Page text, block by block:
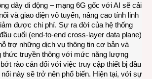
dây di động – mạng 6G gốc với AI sẽ cải
và giao diện vô tuyến, nâng cao tính linh
được chi phí. Sự ra đời của hệ thống
cuối (end-to-end cross-layer data plane)
trợ những dịch vụ thông tin cơ bản và
thức truyền thông với mức năng lượng
rào cản đối với việc truy cập thiết bị đầu
này sẽ trở nên phổ biến. Hiện tại, với sự